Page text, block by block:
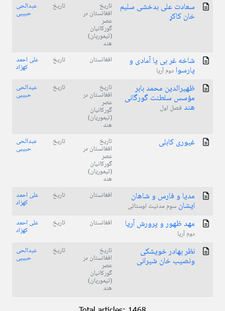
سعادت علی بدخشی سلیم
خان کاکړ
تاریخ
افغانستان در
عصر
گورکانیان
(تیموریان)
هند
تاریخ عبدالحی
حبیبی
شاخه غر بی یا آمادی و
پارسوا دوم آریا
افغانستان تاریخ علی احمد
کهزاد
ظهیرالدین محمد بابر
مؤسس سلطنت گورگانی
هند فصل اول
تاریخ
افغانستان در
عصر
گورکانیان
(تیموریان)
هند
تاریخ عبدالحی
حبیبی
غیوری کابلی تاریخ
افغانستان در
عصر
گورکانیان
(تیموریان)
هند
تاریخ عبدالحی
حبیبی
مدیا و فارس و شاهان
ایشان سوم مدنیت اوستائی
افغانستان تاریخ علی احمد
کهزاد
مهد ظهور و پرورش آریا
دوم آریا
افغانستان تاریخ علی احمد
کهزاد
نظر بهادر خویشکی
ونصیب خان شیرانی
تاریخ
افغانستان در
عصر
گورکانیان
(تیموریان)
هند
تاریخ عبدالحی
حبیبی